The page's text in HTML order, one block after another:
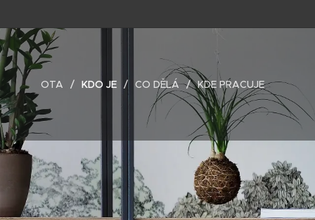
OTA KDO JE CO DĚLÁ KDE PRACUJE